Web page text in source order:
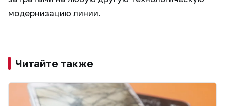
модернизацию линии.
Читайте также